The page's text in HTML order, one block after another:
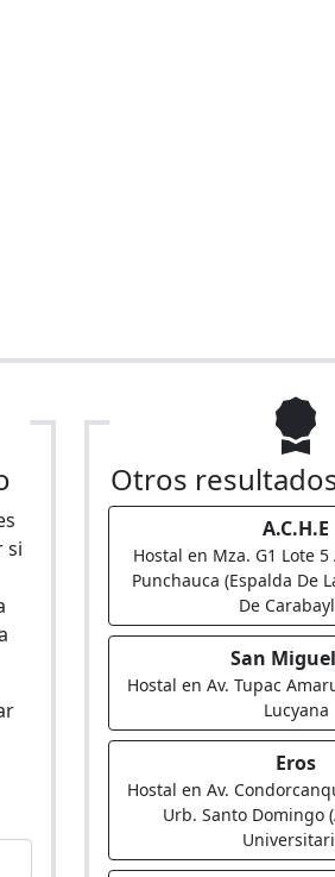
si
Otros
A.C.H.E
Hostal en Mza. G1 Lote 5
Punchauca (Espalda De
De
San
Hostal en Av. Tupac
Lucyana
Eros
Hostal en Av.
Urb. Santo Domingo